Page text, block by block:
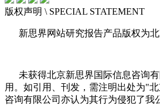
版权声明 \ SPECIAL STATEMENT
新思界网站研究报告产品版权为
未获得北京新思界国际信息咨询
用。如引用、刊发，需注明出处为"
咨询有限公司亦认为其行为侵犯了我